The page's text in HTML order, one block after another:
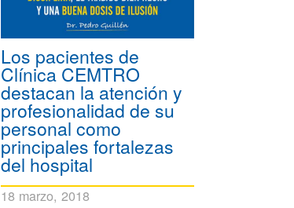
Los pacientes de
Clínica CEMTRO
destacan la atención y
profesionalidad de su
personal como
principales fortalezas
del hospital
18 marzo, 2018